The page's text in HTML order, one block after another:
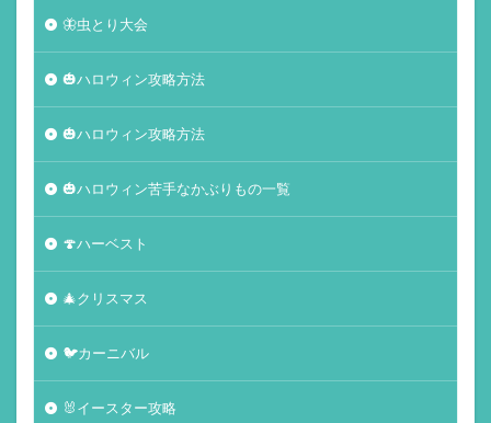
🦋虫とり大会
🎃ハロウィン攻略方法
🎃ハロウィン攻略方法
🎃ハロウィン苦手なかぶりもの一覧
🍄ハーベスト
🎄クリスマス
🐦カーニバル
🐰イースター攻略